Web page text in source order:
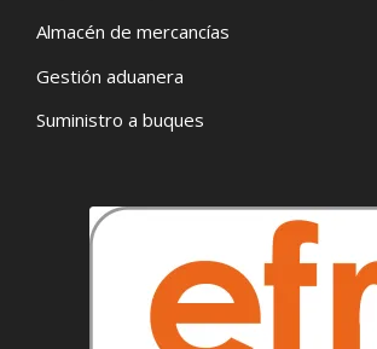
Almacén de mercancías
Gestión aduanera
Suministro a buques